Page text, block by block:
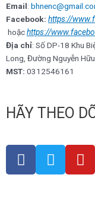
Email:
Facebook: https://
hoặchttps://
Địa chỉ: Số DP-18 Khu
Long, Đường Nguyễn
MST: 0312546161
HÃY THEO
F
a
T
w
Y
o